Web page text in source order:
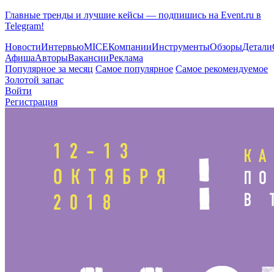
Главные тренды и лучшие кейсы — подпишись на Event.ru в
Telegram!
НовостиИнтервьюMICEКомпанииИнструментыОбзорыДетали
АфишаАвторыВакансииРеклама
Популярное за месяц Самое популярное Самое рекомендуемое
Золотой запас
Войти
Регистрация